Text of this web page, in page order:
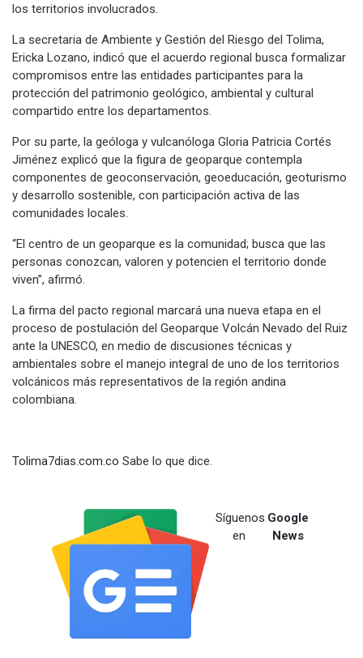
los territorios involucrados.
La secretaria de Ambiente y Gestión del Riesgo del Tolima,
Ericka Lozano, indicó que el acuerdo regional busca formalizar
compromisos entre las entidades participantes para la
protección del patrimonio geológico, ambiental y cultural
compartido entre los departamentos.
Por su parte, la geóloga y vulcanóloga Gloria Patricia Cortés
Jiménez explicó que la figura de geoparque contempla
componentes de geoconservación, geoeducación, geoturismo
y desarrollo sostenible, con participación activa de las
comunidades locales.
“El centro de un geoparque es la comunidad; busca que las
personas conozcan, valoren y potencien el territorio donde
viven”, afirmó.
La firma del pacto regional marcará una nueva etapa en el
proceso de postulación del Geoparque Volcán Nevado del Ruiz
ante la UNESCO, en medio de discusiones técnicas y
ambientales sobre el manejo integral de uno de los territorios
volcánicos más representativos de la región andina
colombiana.
Tolima7dias.com.co Sabe lo que dice.
Síguenos
en
Google
News